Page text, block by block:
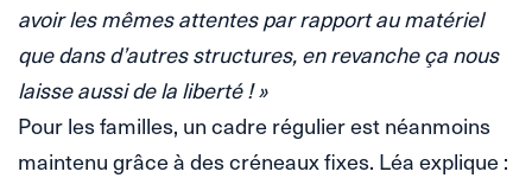
avoir les mêmes attentes par rapport au matériel
que dans d’autres structures, en revanche ça nous
laisse aussi de la liberté ! »
Pour les familles, un cadre régulier est néanmoins
maintenu grâce à des créneaux fixes. Léa explique :